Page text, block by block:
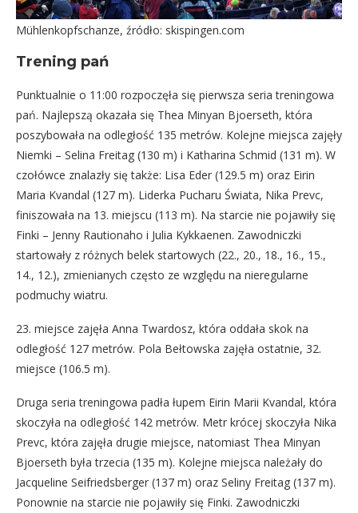
Mühlenkopfschanze, źródło: skispingen.com
Trening pań
Punktualnie o 11:00 rozpoczęła się pierwsza seria treningowa
pań. Najlepszą okazała się Thea Minyan Bjoerseth, która
poszybowała na odległość 135 metrów. Kolejne miejsca zajęły
Niemki – Selina Freitag (130 m) i Katharina Schmid (131 m). W
czołówce znalazły się także: Lisa Eder (129.5 m) oraz Eirin
Maria Kvandal (127 m). Liderka Pucharu Świata, Nika Prevc,
finiszowała na 13. miejscu (113 m). Na starcie nie pojawiły się
Finki – Jenny Rautionaho i Julia Kykkaenen. Zawodniczki
startowały z różnych belek startowych (22., 20., 18., 16., 15.,
14., 12.), zmienianych często ze względu na nieregularne
podmuchy wiatru.
23. miejsce zajęła Anna Twardosz, która oddała skok na
odległość 127 metrów. Pola Bełtowska zajęła ostatnie, 32.
miejsce (106.5 m).
Druga seria treningowa padła łupem Eirin Marii Kvandal, która
skoczyła na odległość 142 metrów. Metr krócej skoczyła Nika
Prevc, która zajęła drugie miejsce, natomiast Thea Minyan
Bjoerseth była trzecia (135 m). Kolejne miejsca należały do
Jacqueline Seifriedsberger (137 m) oraz Seliny Freitag (137 m).
Ponownie na starcie nie pojawiły się Finki. Zawodniczki